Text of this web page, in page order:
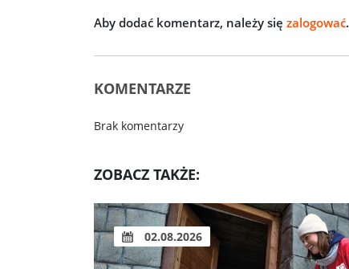
Aby dodać komentarz, należy się zalogować.
KOMENTARZE
Brak komentarzy
ZOBACZ TAKŻE:
02.08.2026